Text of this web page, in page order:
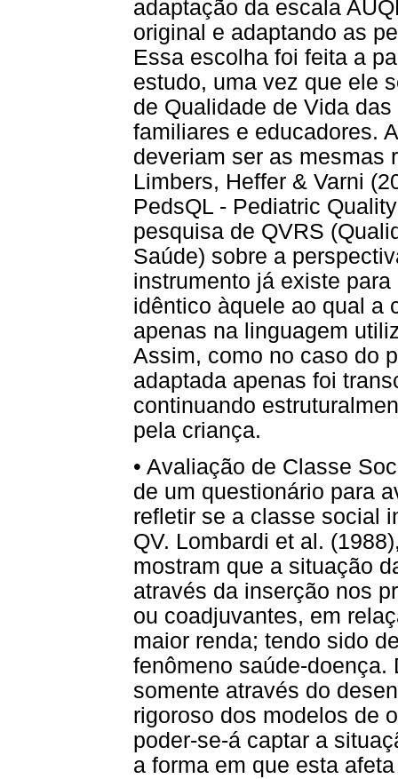
adaptação da escala
original e adaptando as
Essa escolha foi feita a
estudo, uma vez que ele
de Qualidade de Vida
familiares e educadores.
deveriam ser as mesmas
Limbers, Heffer & Varni
PedsQL - Pediatric
pesquisa de QVRS
Saúde) sobre a
instrumento já existe
idêntico àquele ao qual a
apenas na linguagem
Assim, como no caso do
adaptada apenas foi
continuando
pela criança.
• Avaliação de Classe
de um questionário para
refletir se a classe social
QV. Lombardi et al.
mostram que a situação
através da inserção nos
ou coadjuvantes, em
maior renda; tendo sido
fenômeno saúde-doença.
somente através do
rigoroso dos modelos de
poder-se-á captar a
a forma em que esta